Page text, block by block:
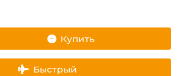
Купить
Быстрый